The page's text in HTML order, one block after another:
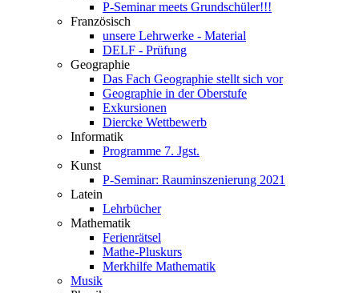
P-Seminar meets Grundschüler!!!
Französisch
unsere Lehrwerke - Material
DELF - Prüfung
Geographie
Das Fach Geographie stellt sich vor
Geographie in der Oberstufe
Exkursionen
Diercke Wettbewerb
Informatik
Programme 7. Jgst.
Kunst
P-Seminar: Rauminszenierung 2021
Latein
Lehrbücher
Mathematik
Ferienrätsel
Mathe-Pluskurs
Merkhilfe Mathematik
Musik